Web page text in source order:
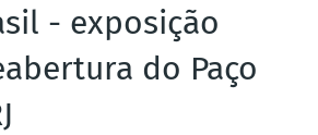
- exposição
do Paço